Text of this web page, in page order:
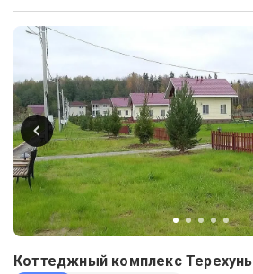
Коттеджный комплекс Терехунь